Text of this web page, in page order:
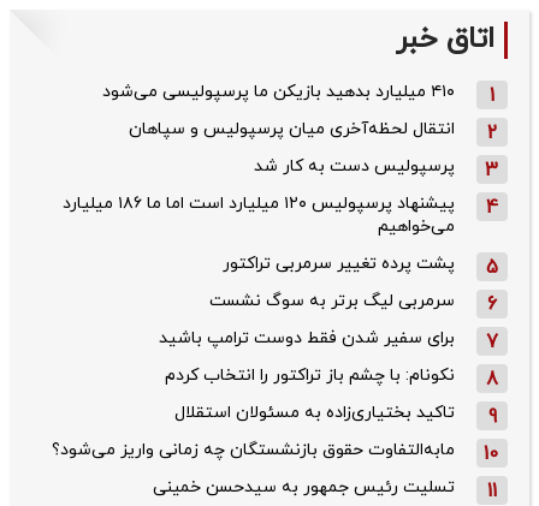
اتاق خبر
1 ۴۱۰ میلیارد بدهید بازیکن ما پرسپولیسی می‌شود
2 انتقال لحظه‌آخری میان پرسپولیس و سپاهان
3 پرسپولیس دست به کار شد
4
پیشنهاد پرسپولیس ۱۲۰ میلیارد است اما ما ۱۸۶ میلیارد
می‌خواهیم
5 پشت پرده تغییر سرمربی تراکتور
6 سرمربی لیگ برتر به سوگ نشست
7 برای سفیر شدن فقط دوست ترامپ باشید
8 نکونام: با چشم باز تراکتور را انتخاب کردم
9 تاکید بختیاری‌زاده به مسئولان استقلال
10 مابه‌التفاوت حقوق بازنشستگان چه زمانی واریز می‌شود؟
11 تسلیت رئیس جمهور به سیدحسن خمینی